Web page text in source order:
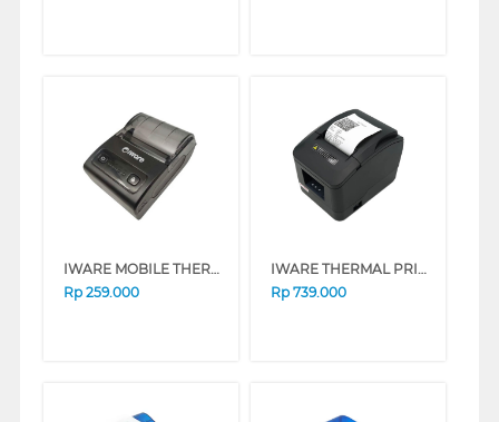
IWARE MOBILE THERMAL PRINTER C-5813
Rp 259.000
IWARE THERMAL PRINTER D-260UL
Rp 739.000